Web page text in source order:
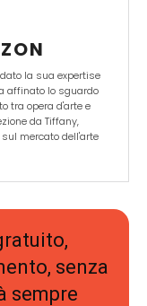
la sua expertise
affinato lo sguardo
tra opera d'arte e
da Tiffany,
mercato dell'arte
senza
sempre